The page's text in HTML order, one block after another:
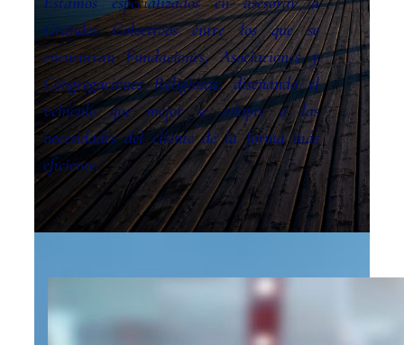
Grandes Colectivos entre los que se
encuentran Fundaciones, Asociaciones y
Congregaciones Religiosas, diseñando el
vehículo que mejor se adapte a las
necesidades del cliente de la forma más
eficiente.